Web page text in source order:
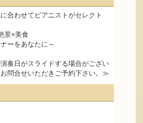
合わせてピアニストがセレクト
景×美食
ーをあなたに～
奏日がスライドする場合がござい
お問合せいただきご予約下さい。≫